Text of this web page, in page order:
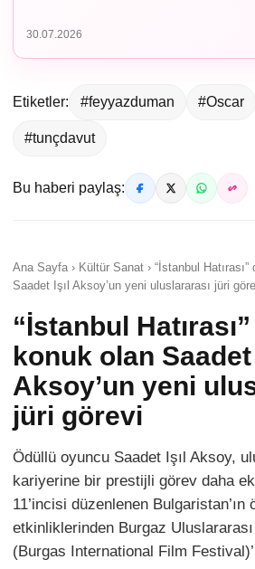
30.07.2026
Etiketler: #feyyazduman #Oscar
#tunçdavut
Bu haberi paylaş:
Ana Sayfa › Kültür Sanat › “İstanbul
Saadet Işıl Aksoy’un yeni uluslararası jüri
“İstanbul
konuk olan Saadet
Aksoy’un yeni
jüri görevi
Ödüllü oyuncu Saadet Işıl Aksoy,
kariyerine bir prestijli görev daha
11’incisi düzenlenen Bulgaristan’ın
etkinliklerinden Burgaz
(Burgas International Film